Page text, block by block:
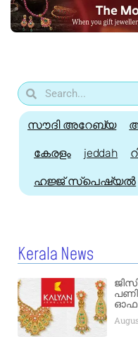
സൗദി അറേബ്യ
കേരളം jeddah
ഹജ്ജ്‌ സ്പെഷ്യൽ
Kerala News